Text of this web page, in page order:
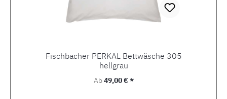
Fischbacher PERKAL Bettwäsche 305
hellgrau
Regulärer Preis:
Ab49,00 € *